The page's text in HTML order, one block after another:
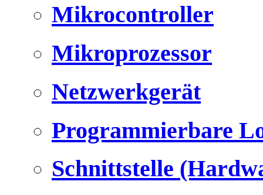
Mikrocontroller
Mikroprozessor
Netzwerkgerät
Programmierbare
Schnittstelle